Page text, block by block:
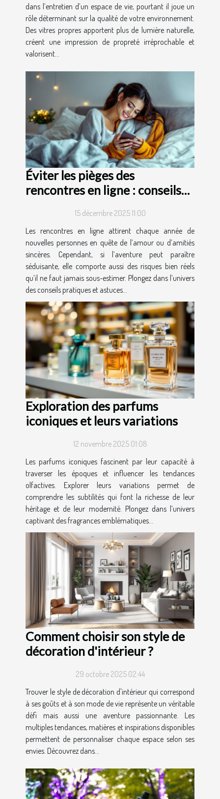
dans l’entretien d’un espace de vie, pourtant il joue un
rôle déterminant sur la qualité de votre environnement.
Des vitres propres apportent plus de lumière naturelle,
créent une impression de propreté irréprochable et
valorisent...
Éviter les pièges des
rencontres en ligne : conseils
15 décembre 2025 11:00
Les rencontres en ligne attirent chaque année de
nouvelles personnes en quête de l’amour ou d’amitiés
sincères. Cependant, si l’aventure peut paraître
séduisante, elle comporte aussi des risques bien réels
qu’il ne faut jamais sous-estimer. Plongez dans l’univers
des conseils pratiques et astuces...
Exploration des parfums
iconiques et leurs variations
12 novembre 2025 01:08
Les parfums iconiques fascinent par leur capacité à
traverser les époques et influencer les tendances
olfactives. Explorer leurs variations permet de
comprendre les subtilités qui font la richesse de leur
héritage et de leur modernité. Plongez dans l’univers
captivant des fragrances emblématiques...
Comment choisir son style de
décoration d'intérieur ?
29 octobre 2025 02:44
Trouver le style de décoration d'intérieur qui correspond
à ses goûts et à son mode de vie représente un véritable
défi mais aussi une aventure passionnante. Les
multiples tendances, matières et inspirations disponibles
permettent de personnaliser chaque espace selon ses
envies. Découvrez dans...